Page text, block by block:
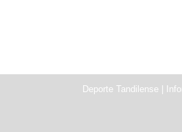
Deporte Tandilense |